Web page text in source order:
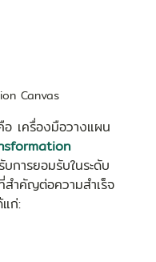
Canvas
อ เครื่องมือวางแผน
บการยอมรับในระดับ
ำคัญต่อความสำเร็จ
ก่: